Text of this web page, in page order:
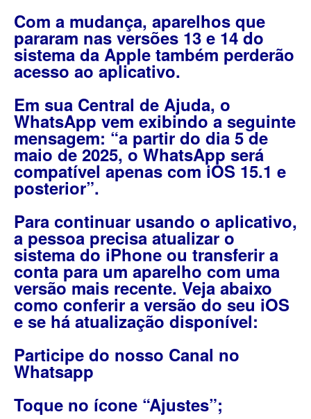
Com a mudança, aparelhos que
pararam nas versões 13 e 14 do
sistema da Apple também perderão
acesso ao aplicativo.
Em sua Central de Ajuda, o
WhatsApp vem exibindo a seguinte
mensagem: “a partir do dia 5 de
maio de 2025, o WhatsApp será
compatível apenas com iOS 15.1 e
posterior”.
Para continuar usando o aplicativo,
a pessoa precisa atualizar o
sistema do iPhone ou transferir a
conta para um aparelho com uma
versão mais recente. Veja abaixo
como conferir a versão do seu iOS
e se há atualização disponível:
Participe do nosso Canal no
Whatsapp
Toque no ícone “Ajustes”;